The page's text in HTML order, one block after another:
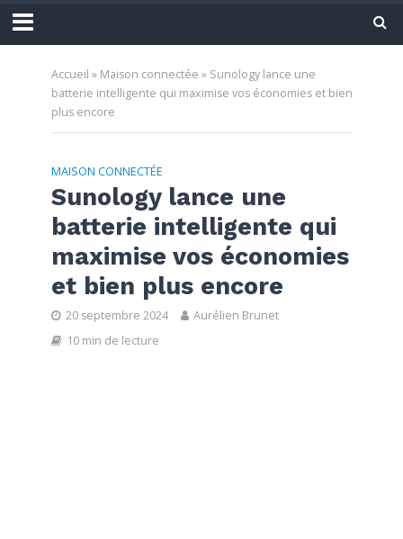
Accueil » Maison connectée » Sunology lance une
batterie intelligente qui maximise vos économies et bien
plus encore
MAISON CONNECTÉE
Sunology lance une
batterie intelligente qui
maximise vos économies
et bien plus encore
20 septembre 2024
Aurélien Brunet
10 min de lecture